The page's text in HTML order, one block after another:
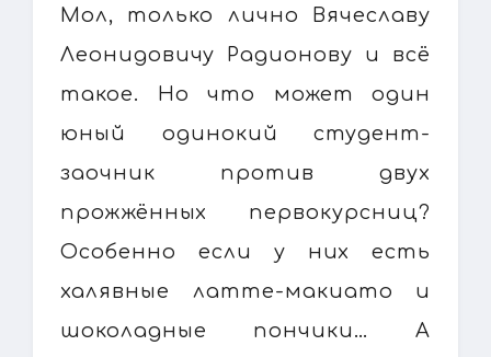
Мол, только лично Вячеславу
Леонидовичу Радионову и всё
такое. Но что может один
юный одинокий студент-
заочник против двух
прожжённых первокурсниц?
Особенно если у них есть
халявные латте-макиато и
шоколадные пончики… А